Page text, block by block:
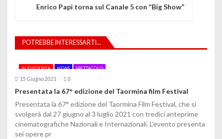
o
n
e
a
Enrico Papi torna sul Canale 5 con “Big Show”
POTREBBE INTERESSARTI...
IN EVIDENZA NEWS SPETTACOLO
15 Giugno 2021 0
Presentata la 67° edizione del Taormina film Festival
Presentata la 67° edizione del Taormina Film Festival, che si
svolgerà dal 27 giugno al 3 luglio 2021 con tredici anteprime
cinematografiche Nazionali e Internazionali. L'evento presenta
sei opere pr